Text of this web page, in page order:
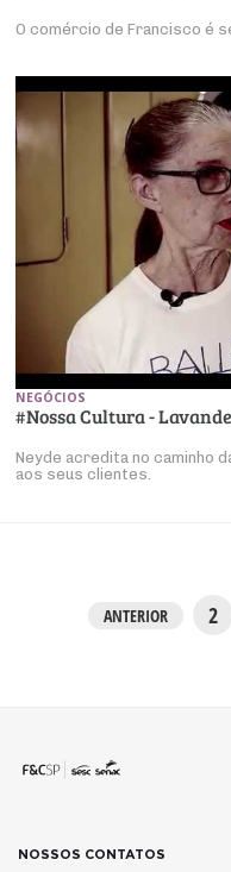
O comércio de Francisco é
NEGÓCIOS
#Nossa Cultura -
Neyde acredita no caminho
aos seus clientes.
ANTERIOR 2
NOSSOS CONTATOS